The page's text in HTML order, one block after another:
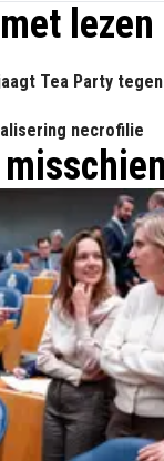
lezen
Tea Party
necrofilie